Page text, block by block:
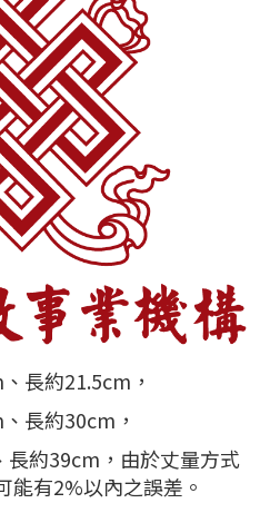
長約21.5cm，
長約30cm，
約39cm，由於丈量方式
能有2%以內之誤差。